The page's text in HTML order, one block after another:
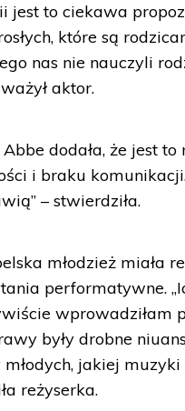
jest to ciekawa
które są
nas nie nauczyli
aktor.
dodała, że jest
i braku
– stwierdziła.
młodzież miała
performatywne.
były drobne
jakiej
reżyserka.